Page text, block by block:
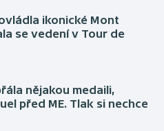
ikonické Mont
se vedení v Tour de
nějakou medaili,
před ME. Tlak si nechce